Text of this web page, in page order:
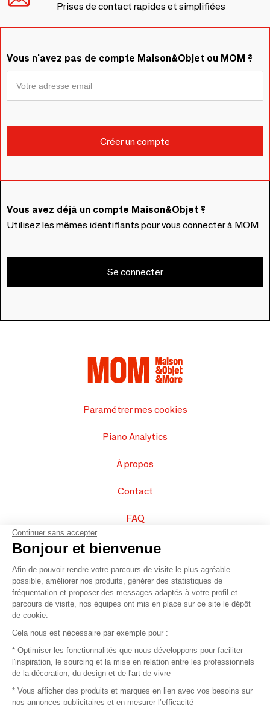
Prises de contact rapides et simplifiées
Vous n'avez pas de compte Maison&Objet ou MOM ?
Vous avez déjà un compte Maison&Objet ?
Utilisez les mêmes identifiants pour vous connecter à MOM
Se connecter
Paramétrer mes cookies
Piano Analytics
À propos
Contact
FAQ
Vendez vos produits
Plan du site
© 2016 –Organisation SAFI
Recrutement
Continuer sans accepter
Bonjour et bienvenue
Afin de pouvoir rendre votre parcours de visite le plus agréable
possible, améliorer nos produits, générer des statistiques de
fréquentation et proposer des messages adaptés à votre profil et
parcours de visite, nos équipes ont mis en place sur ce site le dépôt
de cookie.
Cela nous est nécessaire par exemple pour :
* Optimiser les fonctionnalités que nous développons pour faciliter
l'inspiration, le sourcing et la mise en relation entre les professionnels
de la décoration, du design et de l'art de vivre
* Vous afficher des produits et marques en lien avec vos besoins sur
nos annonces publicitaires et en mesurer l’efficacité